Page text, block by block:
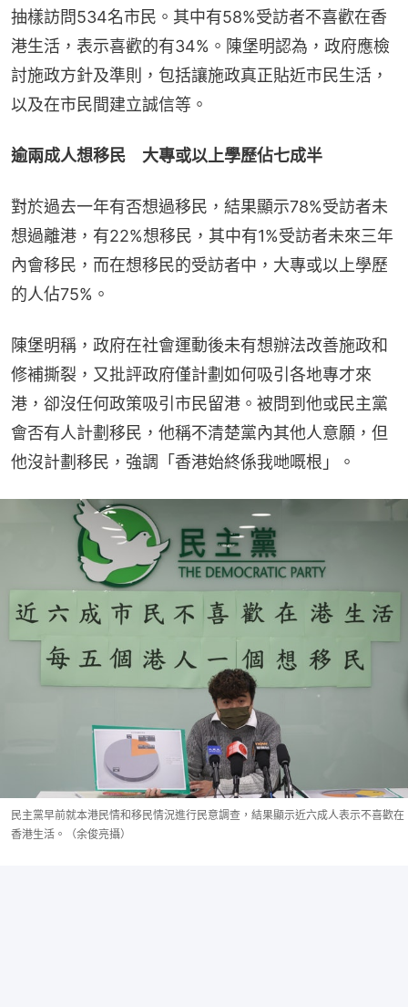
抽樣訪問534名市民。其中有58%受訪者不喜歡在香
港生活，表示喜歡的有34%。陳堡明認為，政府應檢
討施政方針及準則，包括讓施政真正貼近市民生活，
以及在市民間建立誠信等。
逾兩成人想移民　大專或以上學歷佔七成半
對於過去一年有否想過移民，結果顯示78%受訪者未
想過離港，有22%想移民，其中有1%受訪者未來三年
內會移民，而在想移民的受訪者中，大專或以上學歷
的人佔75%。
陳堡明稱，政府在社會運動後未有想辦法改善施政和
修補撕裂，又批評政府僅計劃如何吸引各地專才來
港，卻沒任何政策吸引市民留港。被問到他或民主黨
會否有人計劃移民，他稱不清楚黨內其他人意願，但
他沒計劃移民，強調「香港始終係我哋嘅根」。
民主黨早前就本港民情和移民情況進行民意調查，結果顯示近六成人表示不喜歡在
香港生活。（余俊亮攝）